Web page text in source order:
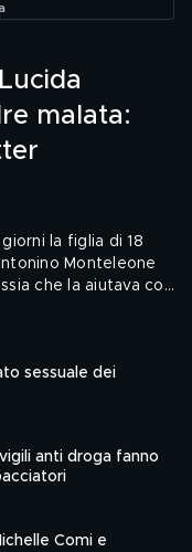
malata:
la figlia di 18
Monteleone
che la aiutava con
fino alla morte di
sessuale dei
anti droga fanno
Comi e